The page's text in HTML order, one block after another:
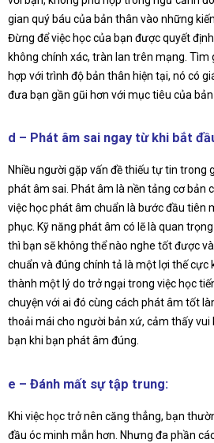
gian quý báu của bản thân vào những
Đừng để việc học của bạn được quyết
không chính xác, tràn lan trên mạng. Tìm
hợp với trình độ bản thân hiện tại, nó có
đưa bạn gần gũi hơn với mục tiêu của bản
d – Phát âm sai ngay từ khi bắt
Nhiều người gặp vấn đề thiếu tự tin trong
phát âm sai. Phát âm là nền tảng cơ bản
việc học phát âm chuẩn là bước đầu tiên
phục. Kỹ năng phát âm có lẽ là quan
thì bạn sẽ không thể nào nghe tốt được
chuẩn và đúng chính tả là một lợi thế cực
thành một lý do trở ngại trong việc học
chuyện với ai đó cùng cách phát âm tốt
thoải mái cho người bản xứ, cảm thấy vui
bạn khi bạn phát âm đúng.
e – Đánh mất sự tập trung:
Khi việc học trở nên căng thẳng, bạn
đầu óc minh mẫn hơn. Nhưng đa phần